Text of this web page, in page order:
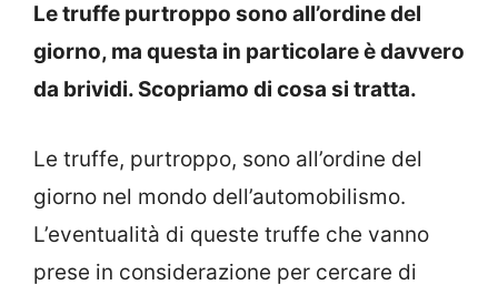
Le truffe purtroppo sono all’ordine del
giorno, ma questa in particolare è davvero
da brividi. Scopriamo di cosa si tratta.
Le truffe, purtroppo, sono all’ordine del
giorno nel mondo dell’automobilismo.
L’eventualità di queste truffe che vanno
prese in considerazione per cercare di